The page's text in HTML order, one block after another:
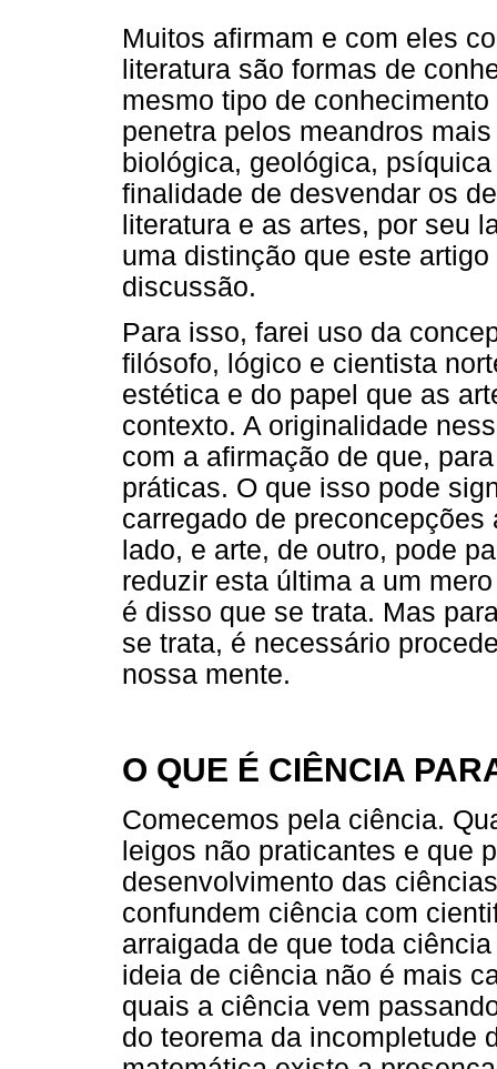
Muitos afirmam e com eles
literatura são formas de
mesmo tipo de
penetra pelos meandros
biológica, geológica,
finalidade de desvendar os
literatura e as artes, por seu
uma distinção que este
discussão.
Para isso, farei uso da
filósofo, lógico e cientista
estética e do papel que as
contexto. A originalidade
com a afirmação de que,
práticas. O que isso pode
carregado de
lado, e arte, de outro, pode
reduzir esta última a um
é disso que se trata. Mas
se trata, é necessário
nossa mente.
O QUE É CIÊNCIA
Comecemos pela ciência.
leigos não praticantes e que
desenvolvimento das
confundem ciência com
arraigada de que toda
ideia de ciência não é mais
quais a ciência vem
do teorema da incompletude